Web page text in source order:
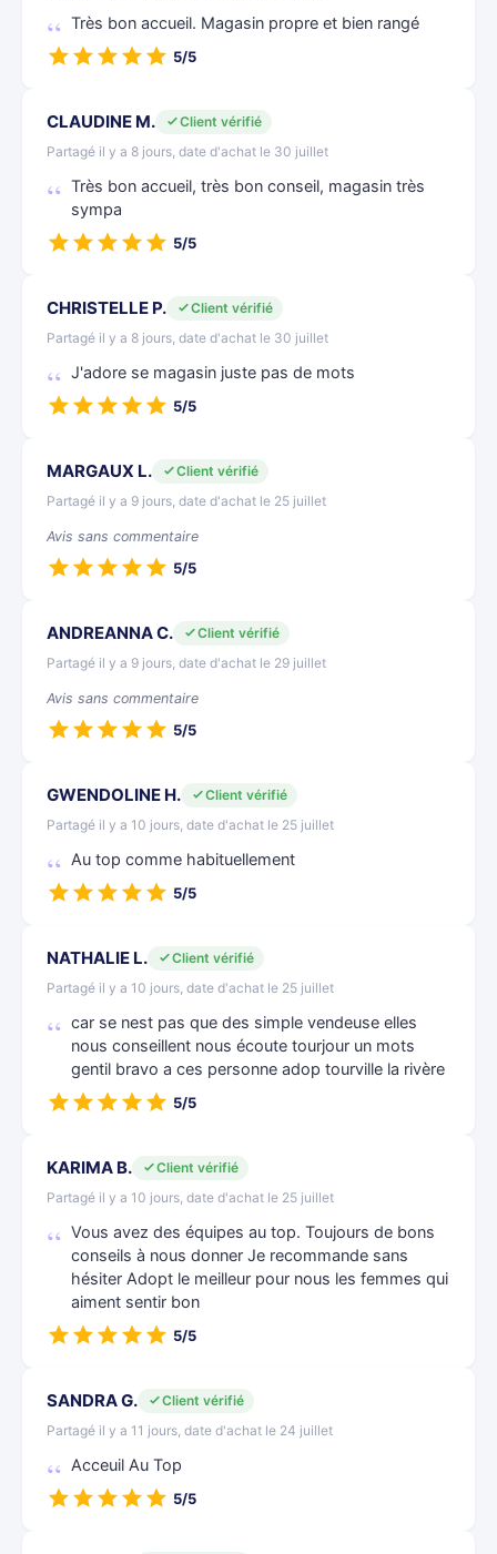
Très bon accueil. Magasin propre et bien rangé
5/5
CLAUDINE M.
Client vérifié
Partagé il y a 8 jours, date d'achat le 30 juillet
Très bon accueil, très bon conseil, magasin très
sympa
5/5
CHRISTELLE P.
Client vérifié
Partagé il y a 8 jours, date d'achat le 30 juillet
J'adore se magasin juste pas de mots
5/5
MARGAUX L.
Client vérifié
Partagé il y a 9 jours, date d'achat le 25 juillet
Avis sans commentaire
5/5
ANDREANNA C.
Client vérifié
Partagé il y a 9 jours, date d'achat le 29 juillet
Avis sans commentaire
5/5
GWENDOLINE H.
Client vérifié
Partagé il y a 10 jours, date d'achat le 25 juillet
Au top comme habituellement
5/5
NATHALIE L.
Client vérifié
Partagé il y a 10 jours, date d'achat le 25 juillet
car se nest pas que des simple vendeuse elles
nous conseillent nous écoute tourjour un mots
gentil bravo a ces personne adop tourville la rivère
5/5
KARIMA B.
Client vérifié
Partagé il y a 10 jours, date d'achat le 25 juillet
Vous avez des équipes au top. Toujours de bons
conseils à nous donner Je recommande sans
hésiter Adopt le meilleur pour nous les femmes qui
aiment sentir bon
5/5
SANDRA G.
Client vérifié
Partagé il y a 11 jours, date d'achat le 24 juillet
Acceuil Au Top
5/5